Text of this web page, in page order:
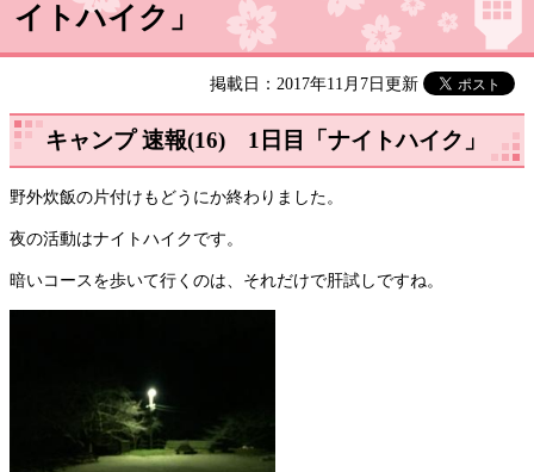
イトハイク」
掲載日：2017年11月7日更新
キャンプ 速報(16) 1日目「ナイトハイク」
野外炊飯の片付けもどうにか終わりました。
夜の活動はナイトハイクです。
暗いコースを歩いて行くのは、それだけで肝試しですね。